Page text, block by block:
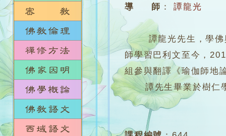
導 師 ： 譚龍光
譚龍光先生，學佛與
師學習巴利文至今，
組參與翻譯《瑜伽師地
譚先生畢業於樹仁學